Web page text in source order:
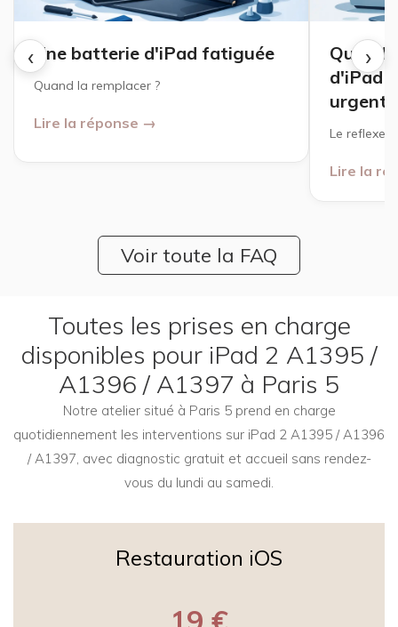
‹ ›
Une batterie d'iPad fatiguée
Quand la remplacer ?
Lire la réponse →
Quand
d'iPad
Le reflexe
Lire la
Voir toute la FAQ
Toutes les prises en charge
disponibles pour iPad 2 A1395 /
A1396 / A1397 à Paris 5
Notre atelier situé à Paris 5 prend en charge
quotidiennement les interventions sur iPad 2 A1395 / A1396
/ A1397, avec diagnostic gratuit et accueil sans rendez-
vous du lundi au samedi.
Restauration iOS